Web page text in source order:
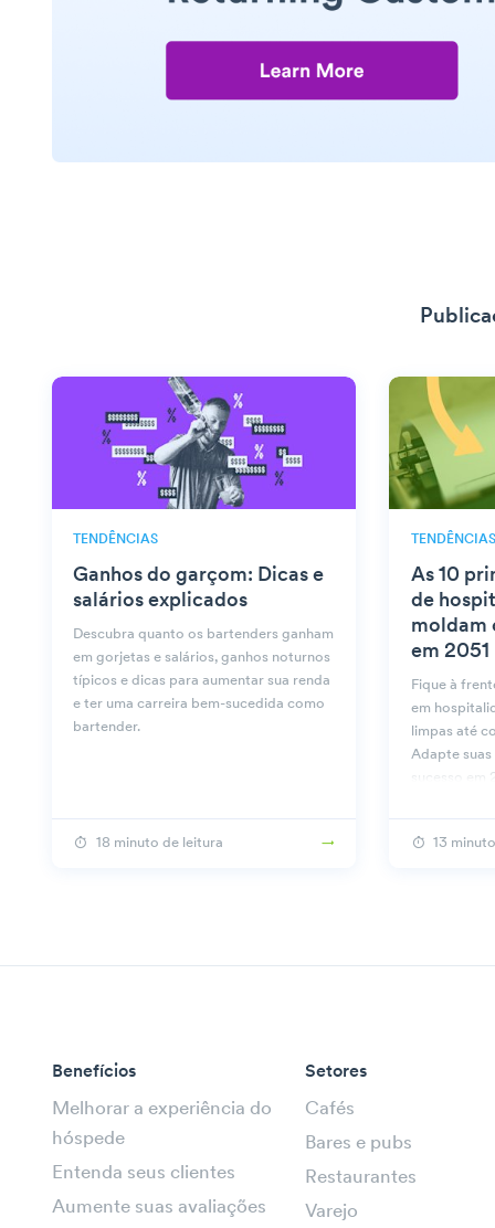
TENDÊNCIAS
Ganhos do garçom: Dicas e
salários explicados
Descubra quanto os bartenders ganham
em gorjetas e salários, ganhos noturnos
típicos e dicas para aumentar sua renda
e ter uma carreira bem-sucedida como
bartender.
18 minuto de leitura
TENDÊNCIAS
As 10
de
moldam
em 2051
Fique à
em
limpas até
Adapte
sucesso em
13
Benefícios
Melhorar a experiência do
hóspede
Entenda seus clientes
Aumente suas avaliações
Setores
Cafés
Bares e pubs
Restaurantes
Varejo